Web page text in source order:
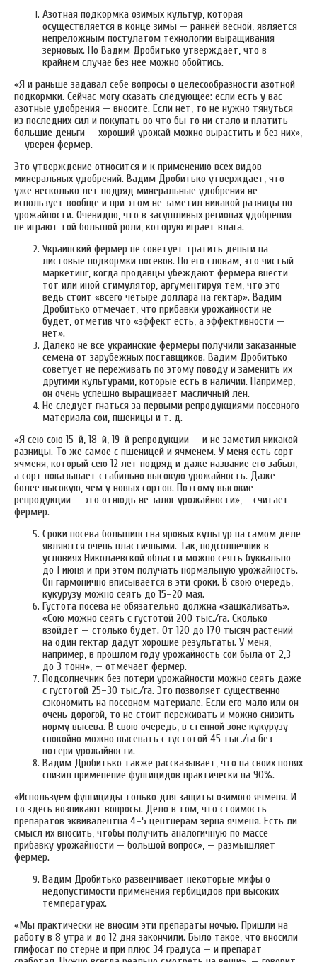
Азотная подкормка озимых культур, которая
осуществляется в конце зимы — ранней весной, является
непреложным постулатом технологии выращивания
зерновых. Но Вадим Дробитько утверждает, что в
крайнем случае без нее можно обойтись.
«Я и раньше задавал себе вопросы о целесообразности азотной
подкормки. Сейчас могу сказать следующее: если есть у вас
азотные удобрения — вносите. Если нет, то не нужно тянуться
из последних сил и покупать во что бы то ни стало и платить
большие деньги — хороший урожай можно вырастить и без них»,
— уверен фермер.
Это утверждение относится и к применению всех видов
минеральных удобрений. Вадим Дробитько утверждает, что
уже несколько лет подряд минеральные удобрения не
использует вообще и при этом не заметил никакой разницы по
урожайности. Очевидно, что в засушливых регионах удобрения
не играют той большой роли, которую играет влага.
Украинский фермер не советует тратить деньги на
листовые подкормки посевов. По его словам, это чистый
маркетинг, когда продавцы убеждают фермера внести
тот или иной стимулятор, аргументируя тем, что это
ведь стоит «всего четыре доллара на гектар». Вадим
Дробитько отмечает, что прибавки урожайности не
будет, отметив что «эффект есть, а эффективности —
нет».
Далеко не все украинские фермеры получили заказанные
семена от зарубежных поставщиков. Вадим Дробитько
советует не переживать по этому поводу и заменить их
другими культурами, которые есть в наличии. Например,
он очень успешно выращивает масличный лен.
Не следует гнаться за первыми репродукциями посевного
материала сои, пшеницы и т. д.
«Я сею сою 15-й, 18-й, 19-й репродукции — и не заметил никакой
разницы. То же самое с пшеницей и ячменем. У меня есть сорт
ячменя, который сею 12 лет подряд и даже название его забыл,
а сорт показывает стабильно высокую урожайность. Даже
более высокую, чем у новых сортов. Поэтому высокие
репродукции — это отнюдь не залог урожайности», – считает
фермер.
Сроки посева большинства яровых культур на самом деле
являются очень пластичными. Так, подсолнечник в
условиях Николаевской области можно сеять буквально
до 1 июня и при этом получать нормальную урожайность.
Он гармонично вписывается в эти сроки. В свою очередь,
кукурузу можно сеять до 15–20 мая.
Густота посева не обязательно должна «зашкаливать».
«Сою можно сеять с густотой 200 тыс./га. Сколько
взойдет — столько будет. От 120 до 170 тысяч растений
на один гектар дадут хорошие результаты. У меня,
например, в прошлом году урожайность сои была от 2,3
до 3 тонн», — отмечает фермер.
Подсолнечник без потери урожайности можно сеять даже
с густотой 25–30 тыс./га. Это позволяет существенно
сэкономить на посевном материале. Если его мало или он
очень дорогой, то не стоит переживать и можно снизить
норму высева. В свою очередь, в степной зоне кукурузу
спокойно можно высевать с густотой 45 тыс./га без
потери урожайности.
Вадим Дробитько также рассказывает, что на своих полях
снизил применение фунгицидов практически на 90%.
«Используем фунгициды только для защиты озимого ячменя. И
то здесь возникают вопросы. Дело в том, что стоимость
препаратов эквивалентна 4–5 центнерам зерна ячменя. Есть ли
смысл их вносить, чтобы получить аналогичную по массе
прибавку урожайности — большой вопрос», — размышляет
фермер.
Вадим Дробитько развенчивает некоторые мифы о
недопустимости применения гербицидов при высоких
температурах.
«Мы практически не вносим эти препараты ночью. Пришли на
работу в 8 утра и до 12 дня закончили. Было такое, что вносили
глифосат по стерне и при плюс 34 градуса — и препарат